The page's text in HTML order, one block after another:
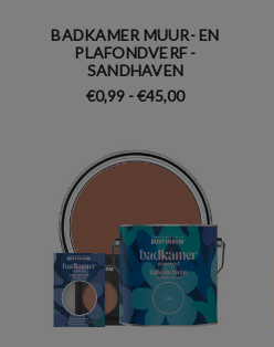
BADKAMER MUUR- EN
PLAFONDVERF -
SANDHAVEN
€0,99 - €45,00